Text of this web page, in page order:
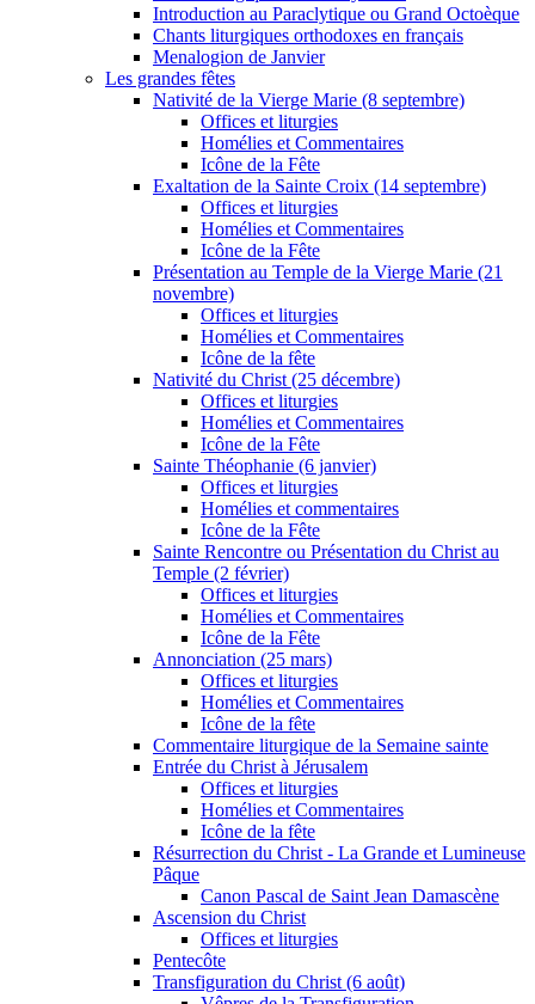
Introduction au Paraclytique ou Grand Octoèque
Chants liturgiques orthodoxes en français
Menalogion de Janvier
Les grandes fêtes
Nativité de la Vierge Marie (8 septembre)
Offices et liturgies
Homélies et Commentaires
Icône de la Fête
Exaltation de la Sainte Croix (14 septembre)
Offices et liturgies
Homélies et Commentaires
Icône de la Fête
Présentation au Temple de la Vierge Marie (21
novembre)
Offices et liturgies
Homélies et Commentaires
Icône de la fête
Nativité du Christ (25 décembre)
Offices et liturgies
Homélies et Commentaires
Icône de la Fête
Sainte Théophanie (6 janvier)
Offices et liturgies
Homélies et commentaires
Icône de la Fête
Sainte Rencontre ou Présentation du Christ au
Temple (2 février)
Offices et liturgies
Homélies et Commentaires
Icône de la Fête
Annonciation (25 mars)
Offices et liturgies
Homélies et Commentaires
Icône de la fête
Commentaire liturgique de la Semaine sainte
Entrée du Christ à Jérusalem
Offices et liturgies
Homélies et Commentaires
Icône de la fête
Résurrection du Christ - La Grande et Lumineuse
Pâque
Canon Pascal de Saint Jean Damascène
Ascension du Christ
Offices et liturgies
Pentecôte
Transfiguration du Christ (6 août)